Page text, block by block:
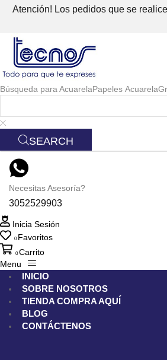
Atención! Los pedidos que se
Búsqueda para AcuarelaPapeles Acuarela
SEARCH
Necesitas Asesoría?
3052529903
Inicia Sesión
0 Favoritos
0Carrito
Menu
INICIO
SOBRE NOSOTROS
TIENDA COMPRA AQUÍ
BLOG
CONTÁCTENOS